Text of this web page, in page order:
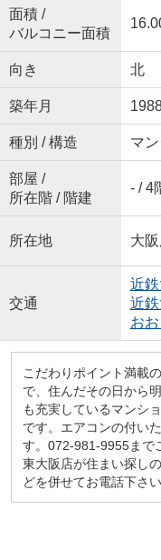
面積 /
バルコニー面積
向き 北
築年月
種別 / 構造 マ
部屋 /
所在階 / 階建
- / 4
所在地 大
交通
近
近
お
こだわりポイント満載
で、住んだその日から
も充実しているマンシ
です。エアコンの付い
す。072-981-9955まで
東大阪店が住まい探し
どを併せてお電話下さい